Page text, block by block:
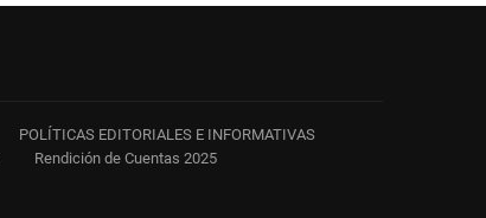
POLÍTICAS EDITORIALES E INFORMATIVAS
Rendición de Cuentas 2025